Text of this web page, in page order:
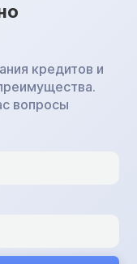
кредитов и
вопросы